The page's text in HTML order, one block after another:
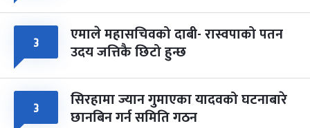
३ एमाले महासचिवको दाबी- रास्वपाको पतन
उदय जत्तिकै छिटो हुन्छ
३ सिरहामा ज्यान गुमाएका यादवको घटनाबारे
छानबिन गर्न समिति गठन